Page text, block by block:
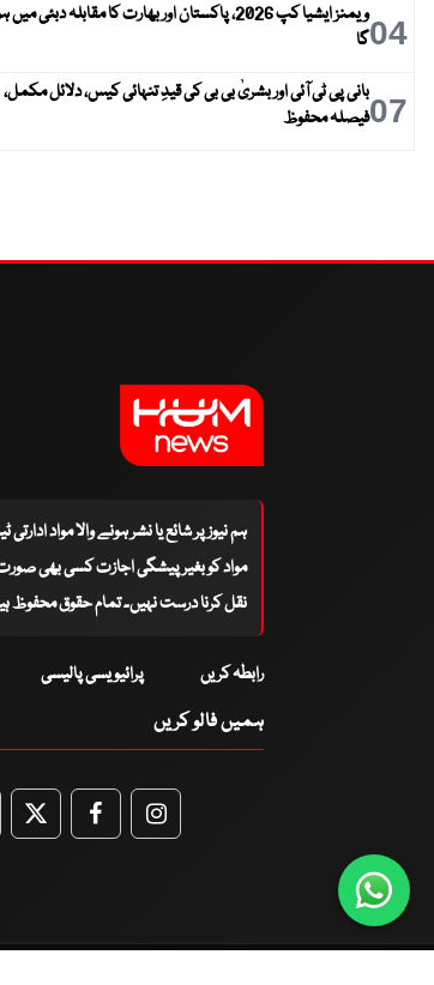
04
ویمنز ایشیا کپ 2026، پاکستان اور بھارت کا مقابلہ دبئی میں
گا
07بانی پی ٹی آئی اور بشریٰ بی بی کی قیدِ تنہائی کیس، دلائل مکمل،
فیصلہ محفوظ
ہم نیوز پر شائع یا نشر ہونے والا مواد
مواد کو بغیر پیشگی اجازت کسی بھی
نقل کرنا درست نہیں۔ تمام حقوق محفوظ ہیں
رابطہ کریں پرائیویسی پالیسی
ہمیں فالو کریں
TwitterFacebookFacebook